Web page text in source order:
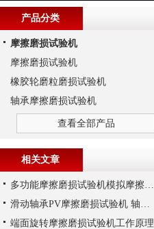
产品分类
摩擦磨损试验机
摩擦磨损试验机
橡胶轮磨粒磨损试验机
轴承摩擦磨损试验机
查看全部产品
相关文章
多功能摩擦磨损试验机模拟摩擦学测试试验 旋转或线性往复试验
滑动轴承PV摩擦磨损试验机 轴承PV值测定
端面旋转摩擦磨损试验机工作原理